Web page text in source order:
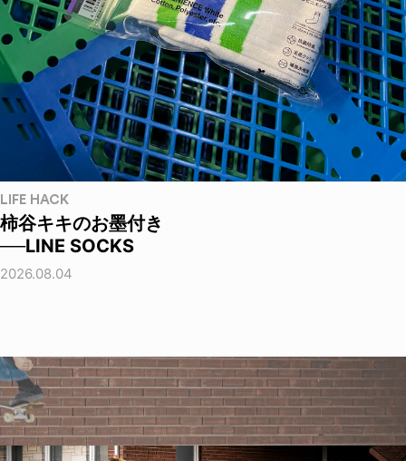
LIFE HACK
柿谷キキのお墨付き
──LINE SOCKS
2026.08.04